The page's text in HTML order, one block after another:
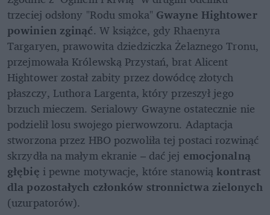
trzeciej odsłony "Rodu smoka" Gwayne Hightower
powinien zginąć. W książce, gdy Rhaenyra
Targaryen, prawowita dziedziczka Żelaznego Tronu,
przejmowała Królewską Przystań, brat Alicent
Hightower został zabity przez dowódcę złotych
płaszczy, Luthora Largenta, który przeszył jego
brzuch mieczem. Serialowy Gwayne ostatecznie nie
podzielił losu swojego pierwowzoru. Adaptacja
stworzona przez HBO pozwoliła tej postaci rozwinąć
skrzydła na małym ekranie – dać jej emocjonalną
głębię i pewne motywacje, które stanowią kontrast
dla pozostałych członków stronnictwa zielonych
(uzurpatorów).